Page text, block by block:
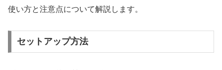
使い方と注意点について解説します。
セットアップ方法